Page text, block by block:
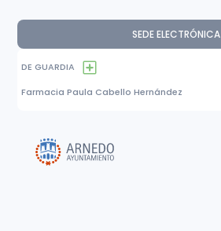
SEDE ELECTRÓNICA
DE GUARDIA
Farmacia Paula Cabello Hernández